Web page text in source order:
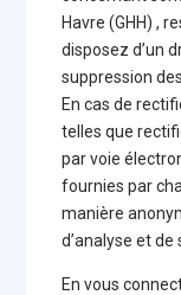
Havre (GHH) ,
disposez d’un
suppression
En cas de
telles que
par voie
fournies par
manière
d’analyse et de
En vous